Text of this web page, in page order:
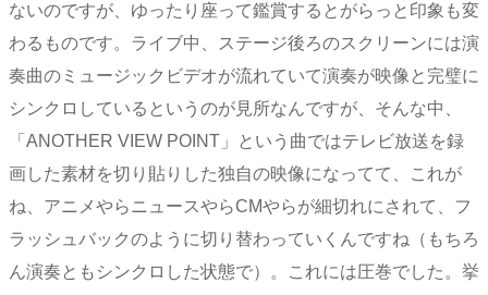
ないのですが、ゆったり座って鑑賞するとがらっと印象も変
わるものです。ライブ中、ステージ後ろのスクリーンには演
奏曲のミュージックビデオが流れていて演奏が映像と完璧に
シンクロしているというのが見所なんですが、そんな中、
「ANOTHER VIEW POINT」という曲ではテレビ放送を録
画した素材を切り貼りした独自の映像になってて、これが
ね、アニメやらニュースやらCMやらが細切れにされて、フ
ラッシュバックのように切り替わっていくんですね（もちろ
ん演奏ともシンクロした状態で）。これには圧巻でした。挙